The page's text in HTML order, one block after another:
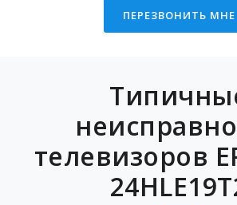
ПЕРЕЗВОНИТЬ МНЕ
телевизоров